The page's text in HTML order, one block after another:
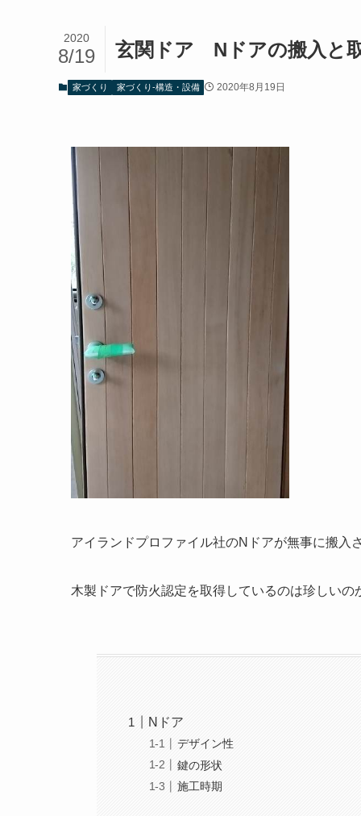
玄関ドア Nドアの搬入と
2020
8/19
家づくり 家づくり-構造・設備 2020年8月19日
アイランドプロファイル社のNドアが無事に搬入
木製ドアで防火認定を取得しているのは珍しいの
Nドア
デザイン性
鍵の形状
施工時期